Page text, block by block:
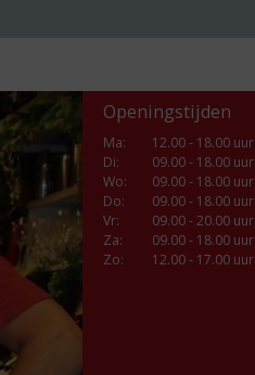
Openingstijden
Ma:
12.00 - 18.00 uur
Di:
09.00 - 18.00 uur
Wo:
09.00 - 18.00 uur
Do:
09.00 - 18.00 uur
Vr:
09.00 - 20.00 uur
Za:
09.00 - 18.00 uur
Zo:
12.00 - 17.00 uur